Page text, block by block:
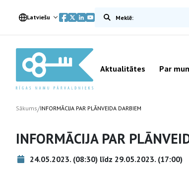
Latviešu Meklēt vietnē
Aktualitātes Par
Sākums/INFORMĀCIJA PAR PLĀNVEIDA DARBIEM
INFORMĀCIJA PAR
24.05.2023. (08:30) līdz 29.05.2023. (17:00)